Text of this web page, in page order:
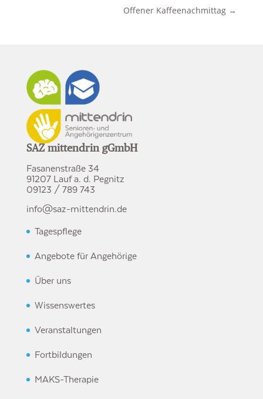
Offener Kaffeenachmittag →
SAZ mittendrin gGmbH
Fasanenstraße 34
91207 Lauf a. d. Pegnitz
09123 / 789 743
info@saz-mittendrin.de
Tagespflege
Angebote für Angehörige
Über uns
Wissenswertes
Veranstaltungen
Fortbildungen
MAKS-Therapie